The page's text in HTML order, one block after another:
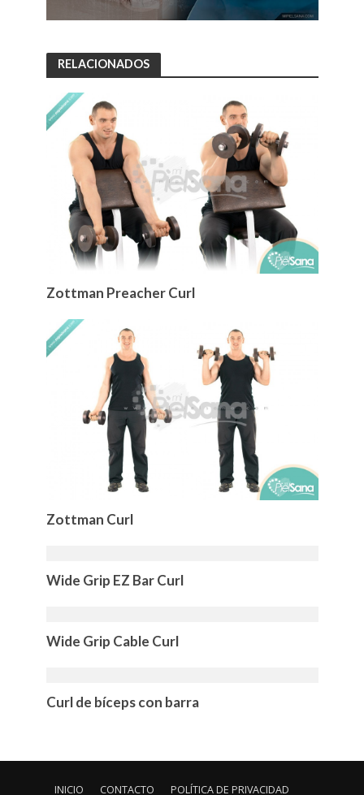
RELACIONADOS
Zottman Preacher Curl
Zottman Curl
Wide Grip EZ Bar Curl
Wide Grip Cable Curl
Curl de bíceps con barra
INICIO CONTACTO POLÍTICA DE PRIVACIDAD